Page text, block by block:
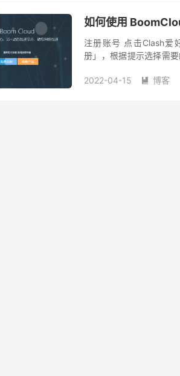
如何使用
注册账号 点击Clash爱
册」，根据提示选择需
2022-04-15  博客